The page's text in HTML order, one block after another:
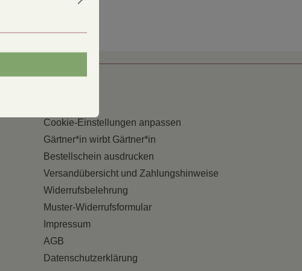
Cookie-Einstellungen anpassen
Gärtner*in wirbt Gärtner*in
Bestellschein ausdrucken
Versandübersicht und Zahlungshinweise
Widerrufsbelehrung
Muster-Widerrufsformular
Impressum
AGB
Datenschutzerklärung